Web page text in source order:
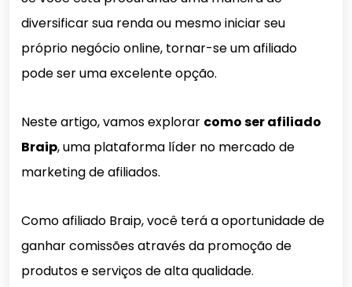
diversificar sua renda ou mesmo iniciar seu
próprio negócio online, tornar-se um afiliado
pode ser uma excelente opção.
Neste artigo, vamos explorar como ser afiliado
Braip, uma plataforma líder no mercado de
marketing de afiliados.
Como afiliado Braip, você terá a oportunidade de
ganhar comissões através da promoção de
produtos e serviços de alta qualidade.